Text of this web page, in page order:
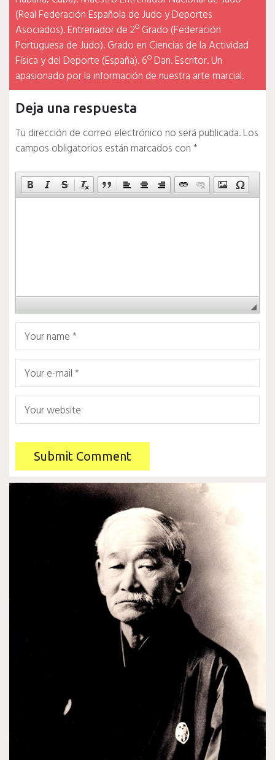
(Real Federación Española de Judo y Deportes
Asociados). Entrenador de 2º Grado (Federación
Portuguesa de Judo). Grado en Ciencias de la Actividad
Física y del Deporte (España). 6º Dan. Escritor. Un
apasionado por la información de nuestra arte marcial.
Deja una respuesta
Tu dirección de correo electrónico no será publicada.Los
campos obligatorios están marcados con*